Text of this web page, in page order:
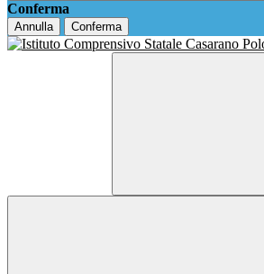
Conferma
Annulla Conferma